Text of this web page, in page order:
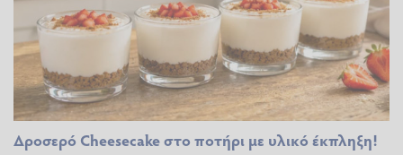
Δροσερό Cheesecake στο ποτήρι με υλικό έκπληξη!